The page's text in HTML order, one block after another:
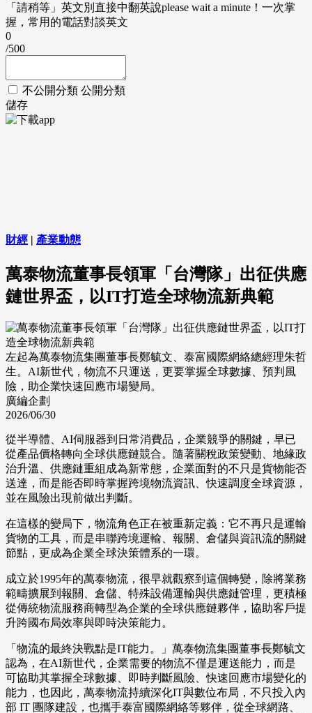
「請稍等」英文別直接中翻英說please wait a minute！一次掌
握，常用的電話對談英文
0
/500
不公開分類 公開分類
儲存
財經 | 產業動態
萬泰物流董事長領軍「台灣隊」出征供應
鏈世界盃，以IT打造全球物流新典範
左起為萬泰物流集團董事長鄭毓文、泰富國際網絡總經理朱哲
生。AI新世代，物流不只運送，更要掌握全球數據、預判風
險，助企業快速回應市場變局。
廣編企劃
2026/06/30
從半導體、AI伺服器到日常消費品，企業競爭的關鍵，早已
從產品價格轉向全球供應鏈競合。隨著關稅政策變動、地緣政
治升溫、供應鏈重組成為新常態，企業面對的不只是貨物能否
送達，而是能否即時掌握跨境物流資訊、快速調度全球資源，
並在風險出現前做出判斷。
在這樣的變局下，物流角色正在被重新定義：它不再只是運輸
貨物的工具，而是串聯跨境運輸、報關、倉儲與資訊流的關鍵
節點，更成為企業全球決策體系的一環。
成立於1995年的萬泰物流，很早就觀察到這個轉變，除將業務
範疇擴展到報關、倉儲、特殊設備運輸與供應鏈管理，更積極
從傳統物流服務商轉型為企業的全球供應鏈夥伴，協助客戶提
升跨國布局效率與即時決策能力。
「物流的最終決戰點是IT能力。」萬泰物流集團董事長鄭毓文
認為，在AI新世代，企業需要的物流不僅是運送能力，而是
可協助其掌握全球數據、即時判斷風險、快速回應市場變化的
能力，也因此，萬泰物流持續深化IT與數位布局，不只投入內
部 IT 團隊建設，也攜手泰富國際網絡等夥伴，從全球網路、